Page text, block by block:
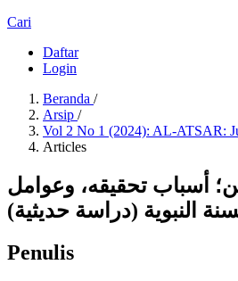
Cari
Daftar
Login
Beranda /
Arsip /
Vol 2 No 1 (2024): AL-ATSAR:
Articles
أسباب تحقيقه، وعوامل
النبوية (دراسة حديثية)
Penulis